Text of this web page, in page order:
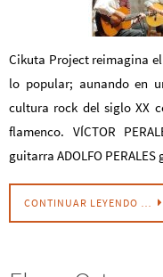
Cikuta Project reimagina
lo popular; aunando en
cultura rock del siglo XX
flamenco. VÍCTOR
guitarra ADOLFO
CONTINUAR LEYENDO …